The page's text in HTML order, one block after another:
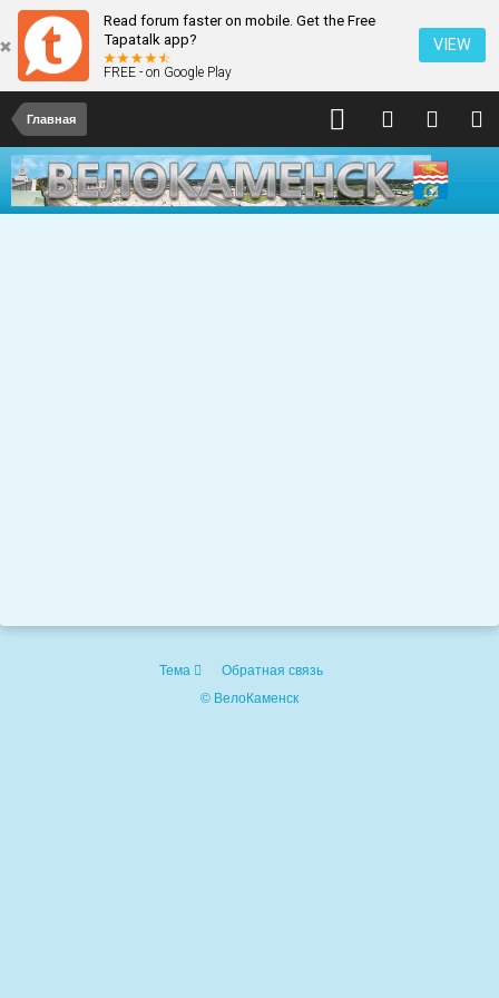
Read forum faster on mobile. Get the Free
Tapatalk app?
FREE - on Google Play
VIEW
Главная
Тема
Обратная связь
© ВелоКаменск